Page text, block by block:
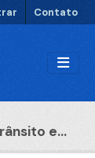
Contato
e...